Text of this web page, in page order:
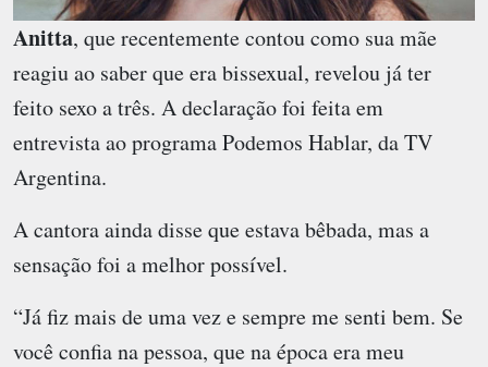
Anitta, que recentemente contou como sua mãe
reagiu ao saber que era bissexual, revelou já ter
feito sexo a três. A declaração foi feita em
entrevista ao programa Podemos Hablar, da TV
Argentina.
A cantora ainda disse que estava bêbada, mas a
sensação foi a melhor possível.
“Já fiz mais de uma vez e sempre me senti bem. Se
você confia na pessoa, que na época era meu